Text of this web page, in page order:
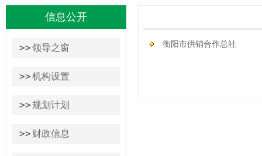
信息公开
>>领导之窗
>>机构设置
>>规划计划
>> 财政信息
衡阳市供销合作总社